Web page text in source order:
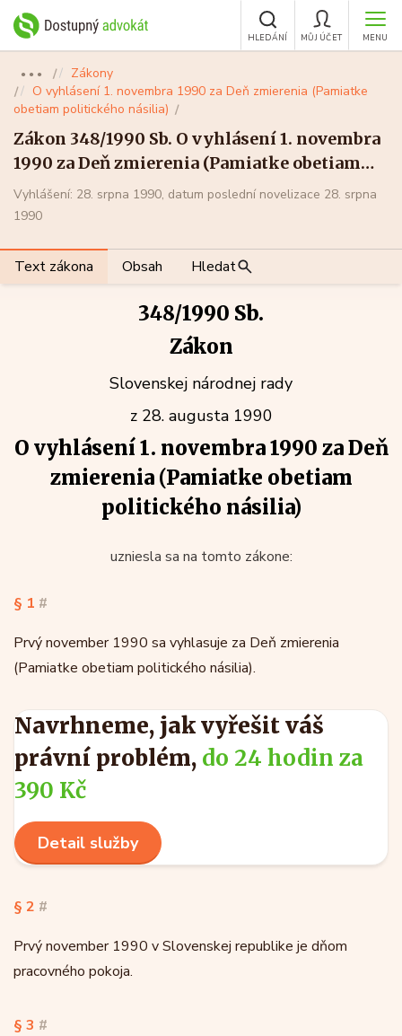
MENU
MŮJ ÚČET
HLEDÁNÍ
●●●
Zákony
O vyhlásení 1. novembra 1990 za Deň zmierenia (Pamiatke
obetiam politického násilia)
Zákon 348/1990 Sb. O vyhlásení 1. novembra
1990 za Deň zmierenia (Pamiatke obetiam
politického násilia)
Vyhlášení: 28. srpna 1990, datum poslední novelizace 28. srpna
1990
Text zákona Obsah Hledat
348/1990 Sb.
Zákon
Slovenskej národnej rady
z 28. augusta 1990
O vyhlásení 1. novembra 1990 za Deň
zmierenia (Pamiatke obetiam
politického násilia)
uzniesla sa na tomto zákone:
§ 1 #
Prvý november 1990 sa vyhlasuje za Deň zmierenia
(Pamiatke obetiam politického násilia).
Navrhneme, jak vyřešit váš
právní problém, do 24 hodin za
390 Kč
Detail služby
§ 2 #
Prvý november 1990 v Slovenskej republike je dňom
pracovného pokoja.
§ 3 #